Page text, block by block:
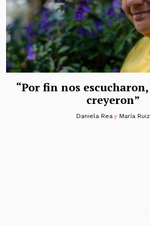
“Por fin nos
creyeron”
Daniela Reay María Ruiz